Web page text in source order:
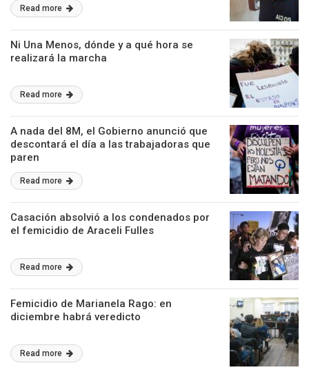
Read more
Ni Una Menos, dónde y a qué hora se
realizará la marcha
Read more
A nada del 8M, el Gobierno anunció que
descontará el día a las trabajadoras que
paren
Read more
Casación absolvió a los condenados por
el femicidio de Araceli Fulles
Read more
Femicidio de Marianela Rago: en
diciembre habrá veredicto
Read more